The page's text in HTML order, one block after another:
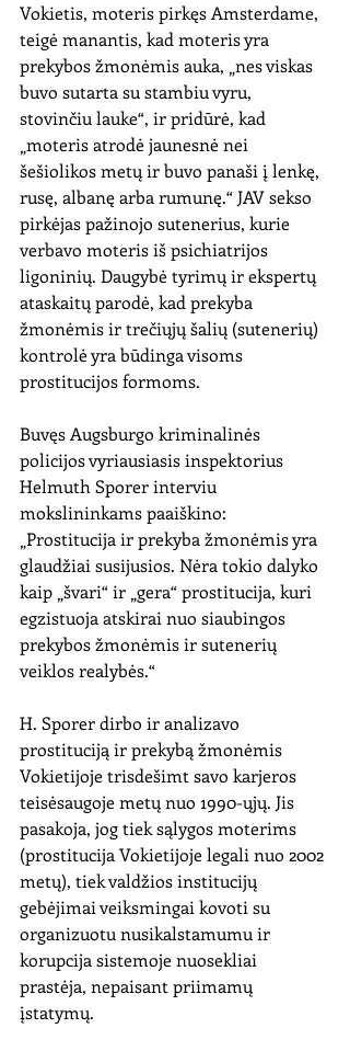
Vokietis, moteris pirkęs Amsterdame,
teigė manantis, kad moteris yra
prekybos žmonėmis auka, „nes viskas
buvo sutarta su stambiu vyru,
stovinčiu lauke“, ir pridūrė, kad
„moteris atrodė jaunesnė nei
šešiolikos metų ir buvo panaši į lenkę,
rusę, albanę arba rumunę.“ JAV sekso
pirkėjas pažinojo sutenerius, kurie
verbavo moteris iš psichiatrijos
ligoninių. Daugybė tyrimų ir ekspertų
ataskaitų parodė, kad prekyba
žmonėmis ir trečiųjų šalių (sutenerių)
kontrolė yra būdinga visoms
prostitucijos formoms.
Buvęs Augsburgo kriminalinės
policijos vyriausiasis inspektorius
Helmuth Sporer interviu
mokslininkams paaiškino:
„Prostitucija ir prekyba žmonėmis yra
glaudžiai susijusios. Nėra tokio dalyko
kaip „švari“ ir „gera“ prostitucija, kuri
egzistuoja atskirai nuo siaubingos
prekybos žmonėmis ir sutenerių
veiklos realybės.“
H. Sporer dirbo ir analizavo
prostituciją ir prekybą žmonėmis
Vokietijoje trisdešimt savo karjeros
teisėsaugoje metų nuo 1990-ųjų. Jis
pasakoja, jog tiek sąlygos moterims
(prostitucija Vokietijoje legali nuo 2002
metų), tiek valdžios institucijų
gebėjimai veiksmingai kovoti su
organizuotu nusikalstamumu ir
korupcija sistemoje nuosekliai
prastėja, nepaisant priimamų
įstatymų.